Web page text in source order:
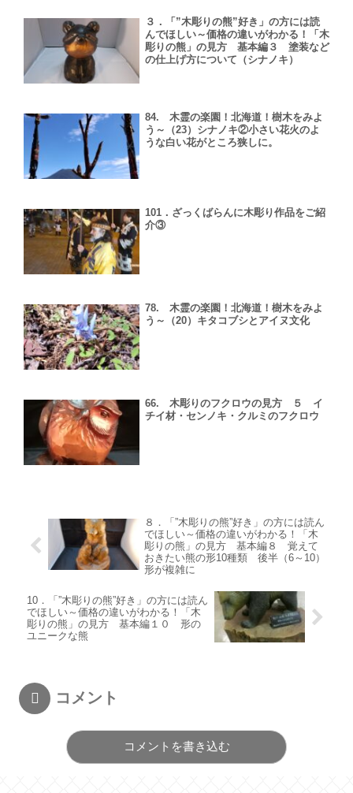
３．「”木彫りの熊”好き」の方には読
んでほしい～価格の違いがわかる！「木
彫りの熊」の見方 基本編３ 塗装など
の仕上げ方について（シナノキ）
84. 木霊の楽園！北海道！樹木をみよ
う～（23）シナノキ②小さい花火のよ
うな白い花がところ狭しに。
101．ざっくばらんに木彫り作品をご紹
介③
78. 木霊の楽園！北海道！樹木をみよ
う～（20）キタコブシとアイヌ文化
66. 木彫りのフクロウの見方 ５ イ
チイ材・センノキ・クルミのフクロウ
８．「”木彫りの熊”好き」の方には読ん
でほしい～価格の違いがわかる！「木
彫りの熊」の見方 基本編８ 覚えて
おきたい熊の形10種類 後半（6～10）
形が複雑に
10．「”木彫りの熊”好き」の方には読ん
でほしい～価格の違いがわかる！「木
彫りの熊」の見方 基本編１０ 形の
ユニークな熊
コメント
コメントを書き込む